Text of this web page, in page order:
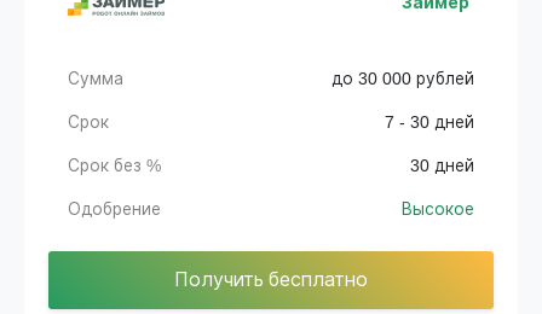
Сумма до 30 000 рублей
Срок 7 - 30 дней
Срок без % 30 дней
Одобрение Высокое
Получить бесплатно